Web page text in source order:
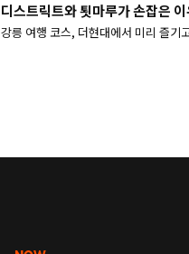
디스트릭트와 툇마루가 손잡은 이
강릉 여행 코스, 더현대에서 미리 즐기